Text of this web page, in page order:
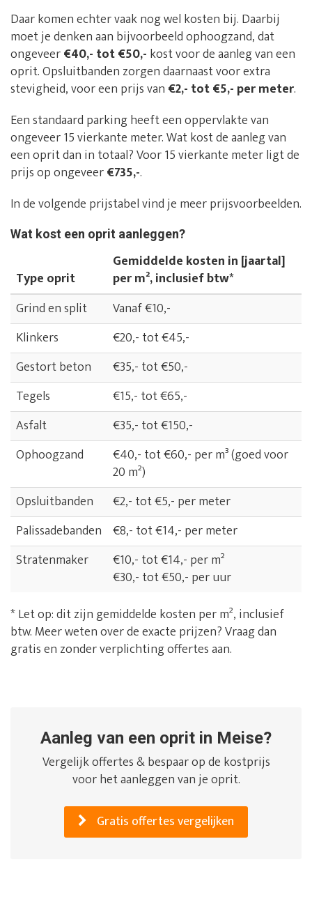
Daar komen echter vaak nog wel kosten bij. Daarbij
moet je denken aan bijvoorbeeld ophoogzand, dat
ongeveer€40,- tot €50,- kost voor de aanleg van een
oprit. Opsluitbanden zorgen daarnaast voor extra
stevigheid, voor een prijs van €2,- tot €5,- per meter.
Een standaard parking heeft een oppervlakte van
ongeveer 15 vierkante meter. Wat kost de aanleg van
een oprit dan in totaal? Voor 15 vierkante meter ligt de
prijs op ongeveer€735,-.
In de volgende prijstabel vind je meer prijsvoorbeelden.
Wat kost een oprit aanleggen?
Type oprit
Gemiddelde kosten in [jaartal]
per m², inclusief btw*
Grind en split
Vanaf €10,-
Klinkers
€20,- tot €45,-
Gestort beton
€35,- tot €50,-
Tegels
€15,- tot €65,-
Asfalt
€35,- tot €150,-
Ophoogzand
€40,- tot €60,- per m³ (goed voor
20 m²)
Opsluitbanden
€2,- tot €5,- per meter
Palissadebanden €8,- tot €14,- per meter
Stratenmaker
€10,- tot €14,- per m²
€30,- tot €50,- per uur
* Let op: dit zijn gemiddelde kosten per m², inclusief
btw. Meer weten over de exacte prijzen? Vraag dan
gratis en zonder verplichting offertes aan.
Aanleg van een oprit in Meise?
Vergelijk offertes & bespaar op de kostprijs
voor het aanleggen van je oprit.
Gratis offertes vergelijken